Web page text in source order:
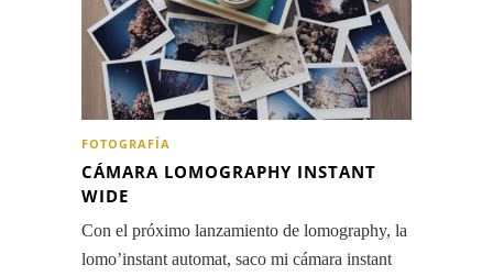
FOTOGRAFÍA
CÁMARA LOMOGRAPHY INSTANT
WIDE
Con el próximo lanzamiento de lomography, la
lomo’instant automat, saco mi cámara instant